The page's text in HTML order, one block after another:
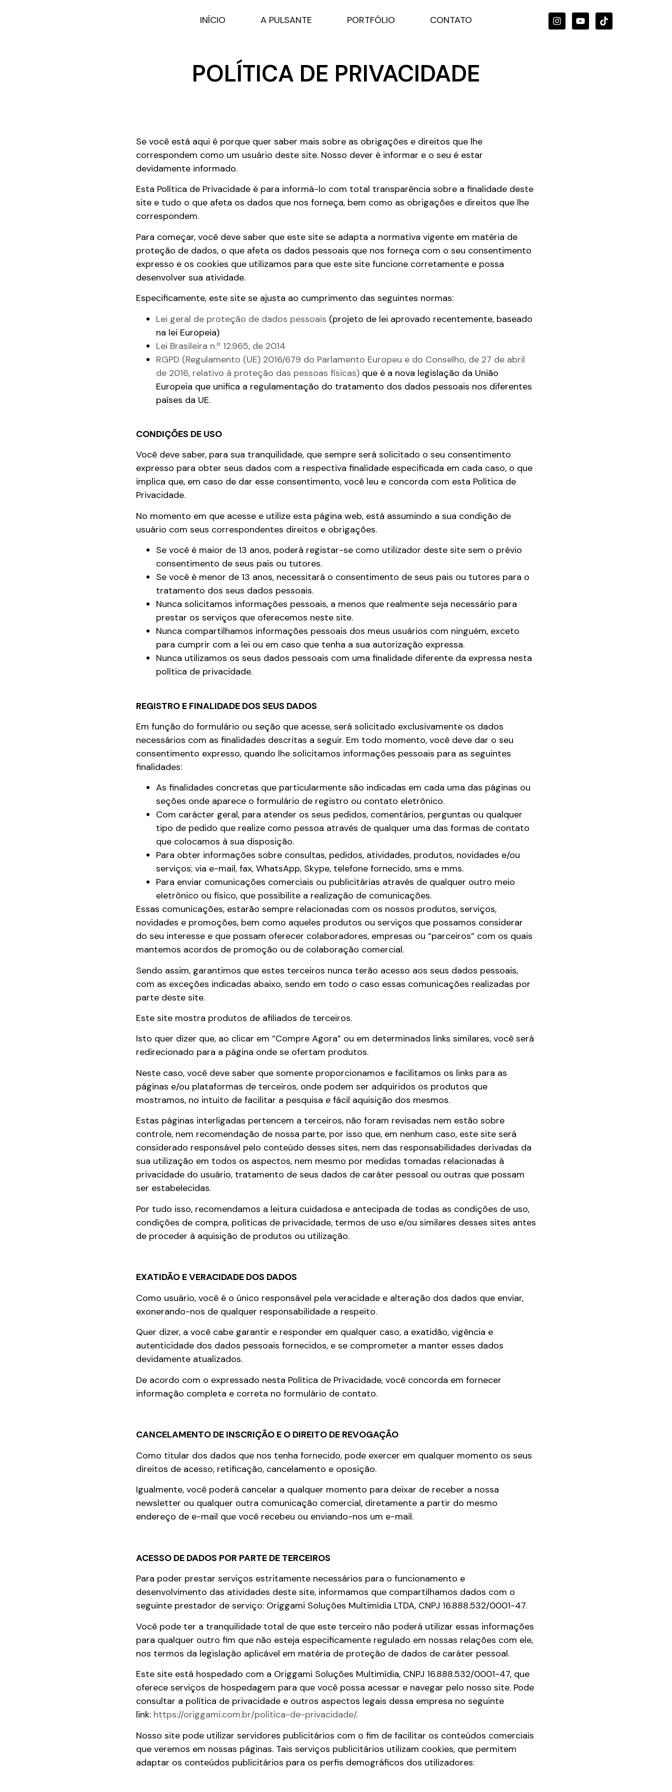
INÍCIO A PULSANTE PORTFÓLIO CONTATO
POLÍTICA DE PRIVACIDADE
Se você está aqui é porque quer saber mais sobre as obrigações e direitos que lhe
correspondem como um usuário deste site. Nosso dever é informar e o seu é estar
devidamente informado.
Esta Política de Privacidade é para informá-lo com total transparência sobre a finalidade deste
site e tudo o que afeta os dados que nos forneça, bem como as obrigações e direitos que lhe
correspondem.
Para começar, você deve saber que este site se adapta a normativa vigente em matéria de
proteção de dados, o que afeta os dados pessoais que nos forneça com o seu consentimento
expresso e os cookies que utilizamos para que este site funcione corretamente e possa
desenvolver sua atividade.
Especificamente, este site se ajusta ao cumprimento das seguintes normas:
Lei geral de proteção de dados pessoais (projeto de lei aprovado recentemente, baseado
na lei Europeia)
Lei Brasileira n.º 12.965, de 2014
RGPD (Regulamento (UE) 2016/679 do Parlamento Europeu e do Conselho, de 27 de abril
de 2016, relativo à proteção das pessoas físicas) que é a nova legislação da União
Europeia que unifica a regulamentação do tratamento dos dados pessoais nos diferentes
países da UE.
CONDIÇÕES DE USO
Você deve saber, para sua tranquilidade, que sempre será solicitado o seu consentimento
expresso para obter seus dados com a respectiva finalidade especificada em cada caso, o que
implica que, em caso de dar esse consentimento, você leu e concorda com esta Política de
Privacidade.
No momento em que acesse e utilize esta página web, está assumindo a sua condição de
usuário com seus correspondentes direitos e obrigações.
Se você é maior de 13 anos, poderá registar-se como utilizador deste site sem o prévio
consentimento de seus pais ou tutores.
Se você é menor de 13 anos, necessitará o consentimento de seus pais ou tutores para o
tratamento dos seus dados pessoais.
Nunca solicitamos informações pessoais, a menos que realmente seja necessário para
prestar os serviços que oferecemos neste site.
Nunca compartilhamos informações pessoais dos meus usuários com ninguém, exceto
para cumprir com a lei ou em caso que tenha a sua autorização expressa.
Nunca utilizamos os seus dados pessoais com uma finalidade diferente da expressa nesta
política de privacidade.
REGISTRO E FINALIDADE DOS SEUS DADOS
Em função do formulário ou seção que acesse, será solicitado exclusivamente os dados
necessários com as finalidades descritas a seguir. Em todo momento, você deve dar o seu
consentimento expresso, quando lhe solicitamos informações pessoais para as seguintes
finalidades:
As finalidades concretas que particularmente são indicadas em cada uma das páginas ou
seções onde aparece o formulário de registro ou contato eletrônico.
Com carácter geral, para atender os seus pedidos, comentários, perguntas ou qualquer
tipo de pedido que realize como pessoa através de qualquer uma das formas de contato
que colocamos à sua disposição.
Para obter informações sobre consultas, pedidos, atividades, produtos, novidades e/ou
serviços; via e-mail, fax, WhatsApp, Skype, telefone fornecido, sms e mms.
Para enviar comunicações comerciais ou publicitárias através de qualquer outro meio
eletrônico ou físico, que possibilite a realização de comunicações.
Essas comunicações, estarão sempre relacionadas com os nossos produtos, serviços,
novidades e promoções, bem como aqueles produtos ou serviços que possamos considerar
do seu interesse e que possam oferecer colaboradores, empresas ou “parceiros” com os quais
mantemos acordos de promoção ou de colaboração comercial.
Sendo assim, garantimos que estes terceiros nunca terão acesso aos seus dados pessoais,
com as exceções indicadas abaixo, sendo em todo o caso essas comunicações realizadas por
parte deste site.
Este site mostra produtos de afiliados de terceiros.
Isto quer dizer que, ao clicar em “Compre Agora” ou em determinados links similares, você será
redirecionado para a página onde se ofertam produtos.
Neste caso, você deve saber que somente proporcionamos e facilitamos os links para as
páginas e/ou plataformas de terceiros, onde podem ser adquiridos os produtos que
mostramos, no intuito de facilitar a pesquisa e fácil aquisição dos mesmos.
Estas páginas interligadas pertencem a terceiros, não foram revisadas nem estão sobre
controle, nem recomendação de nossa parte, por isso que, em nenhum caso, este site será
considerado responsável pelo conteúdo desses sites, nem das responsabilidades derivadas da
sua utilização em todos os aspectos, nem mesmo por medidas tomadas relacionadas à
privacidade do usuário, tratamento de seus dados de caráter pessoal ou outras que possam
ser estabelecidas.
Por tudo isso, recomendamos a leitura cuidadosa e antecipada de todas as condições de uso,
condições de compra, políticas de privacidade, termos de uso e/ou similares desses sites antes
de proceder à aquisição de produtos ou utilização.
EXATIDÃO E VERACIDADE DOS DADOS
Como usuário, você é o único responsável pela veracidade e alteração dos dados que enviar,
exonerando-nos de qualquer responsabilidade a respeito.
Quer dizer, a você cabe garantir e responder em qualquer caso, a exatidão, vigência e
autenticidade dos dados pessoais fornecidos, e se comprometer a manter esses dados
devidamente atualizados.
De acordo com o expressado nesta Política de Privacidade, você concorda em fornecer
informação completa e correta no formulário de contato.
CANCELAMENTO DE INSCRIÇÃO E O DIREITO DE REVOGAÇÃO
Como titular dos dados que nos tenha fornecido, pode exercer em qualquer momento os seus
direitos de acesso, retificação, cancelamento e oposição.
Igualmente, você poderá cancelar a qualquer momento para deixar de receber a nossa
newsletter ou qualquer outra comunicação comercial, diretamente a partir do mesmo
endereço de e-mail que você recebeu ou enviando-nos um e-mail.
ACESSO DE DADOS POR PARTE DE TERCEIROS
Para poder prestar serviços estritamente necessários para o funcionamento e
desenvolvimento das atividades deste site, informamos que compartilhamos dados com o
seguinte prestador de serviço: Origgami Soluções Multimídia LTDA, CNPJ 16.888.532/0001-47.
Você pode ter a tranquilidade total de que este terceiro não poderá utilizar essas informações
para qualquer outro fim que não esteja especificamente regulado em nossas relações com ele,
nos termos da legislação aplicável em matéria de proteção de dados de caráter pessoal.
Este site está hospedado com a Origgami Soluções Multimídia, CNPJ 16.888.532/0001-47, que
oferece serviços de hospedagem para que você possa acessar e navegar pelo nosso site. Pode
consultar a política de privacidade e outros aspectos legais dessa empresa no seguinte
link: https://origgami.com.br/politica-de-privacidade/.
Nosso site pode utilizar servidores publicitários com o fim de facilitar os conteúdos comerciais
que veremos em nossas páginas. Tais serviços publicitários utilizam cookies, que permitem
adaptar os conteúdos publicitários para os perfis demográficos dos utilizadores: